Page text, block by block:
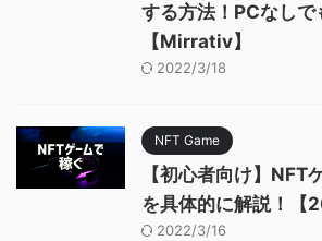
する方法！PCなしで
【Mirrativ】
2022/3/18
NFT Game
【初心者向け】NFT
を具体的に解説！【
2022/3/16